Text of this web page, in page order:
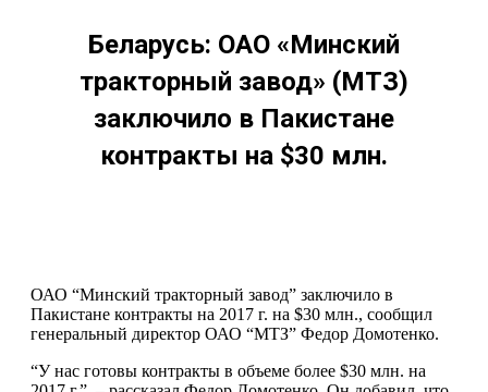
Беларусь: ОАО «Минский
тракторный завод» (МТЗ)
заключило в Пакистане
контракты на $30 млн.
ОАО “Минский тракторный завод” заключило в
Пакистане контракты на 2017 г. на $30 млн., сообщил
генеральный директор ОАО “МТЗ” Федор Домотенко.
“У нас готовы контракты в объеме более $30 млн. на